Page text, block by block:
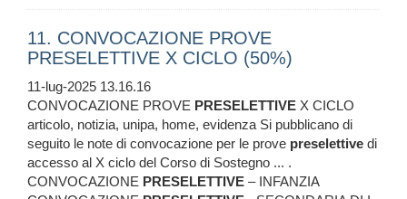
11. CONVOCAZIONE PROVE
PRESELETTIVE X CICLO (50%)
11-lug-2025 13.16.16
CONVOCAZIONE PROVE PRESELETTIVE X CICLO
articolo, notizia, unipa, home, evidenza Si pubblicano di
seguito le note di convocazione per le prove preselettive di
accesso al X ciclo del Corso di Sostegno ... .
CONVOCAZIONE PRESELETTIVE – INFANZIA